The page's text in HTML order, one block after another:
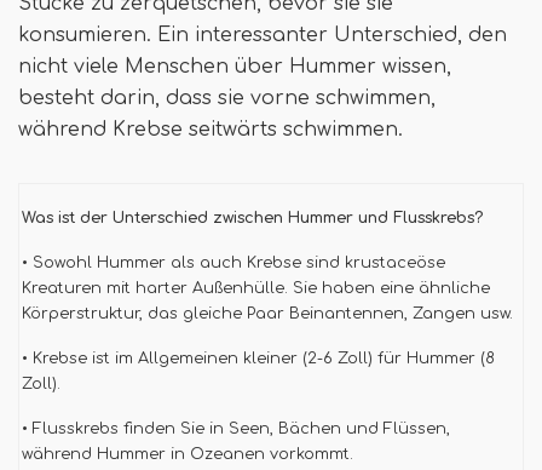
konsumieren. Ein interessanter Unterschied, den
nicht viele Menschen über Hummer wissen,
besteht darin, dass sie vorne schwimmen,
während Krebse seitwärts schwimmen.
Was ist der Unterschied zwischen Hummer und Flusskrebs?
• Sowohl Hummer als auch Krebse sind krustaceöse
Kreaturen mit harter Außenhülle. Sie haben eine ähnliche
Körperstruktur, das gleiche Paar Beinantennen, Zangen usw.
• Krebse ist im Allgemeinen kleiner (2-6 Zoll) für Hummer (8
Zoll).
• Flusskrebs finden Sie in Seen, Bächen und Flüssen,
während Hummer in Ozeanen vorkommt.